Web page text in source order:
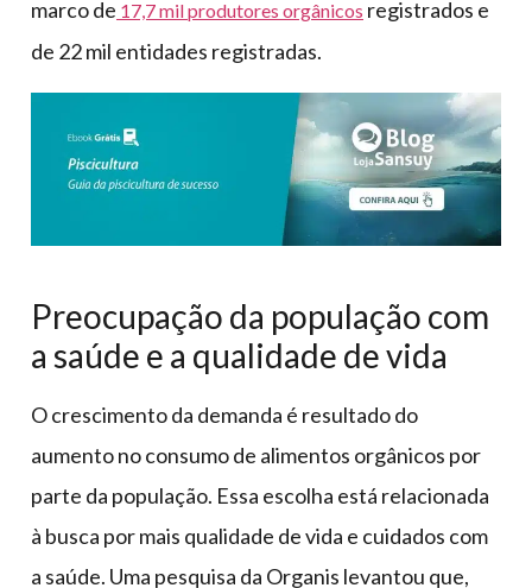
marco de 17,7 mil produtores orgânicos registrados e
de 22 mil entidades registradas.
Preocupação da população com
a saúde e a qualidade de vida
O crescimento da demanda é resultado do
aumento no consumo de alimentos orgânicos por
parte da população. Essa escolha está relacionada
à busca por mais qualidade de vida e cuidados com
a saúde. Uma pesquisa da Organis levantou que,